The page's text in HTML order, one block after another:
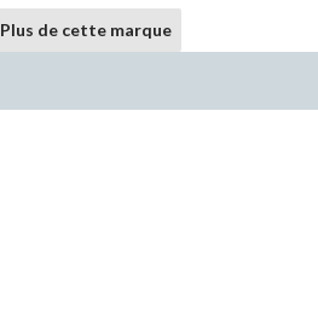
Plus de cette marque